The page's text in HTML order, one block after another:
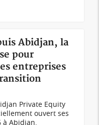
Abidjan, la
pour
entreprises
Private Equity
ouvert ses
à Abidjan.